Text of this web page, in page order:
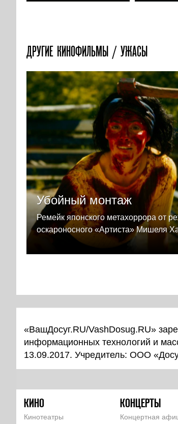
ДРУГИЕ КИНОФИЛЬМЫ / УЖАСЫ
Убойный монтаж
Ремейк японского метахоррора от
оскароносного «Артиста» Мишеля
«ВашДосуг.RU/VashDosug.RU»
информационных технологий и
13.09.2017. Учредитель: ООО
КИНО
Кинотеатры
КОНЦЕРТЫ
Концертная